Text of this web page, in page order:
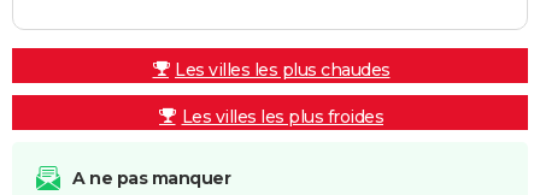
Les villes les plus chaudes
Les villes les plus froides
A ne pas manquer